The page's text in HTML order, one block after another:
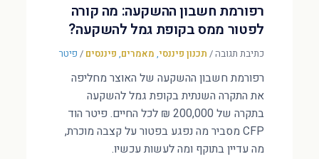
רפורמת חשבון ההשקעה: מה קורה
לפטור ממס בקופת גמל להשקעה?
כתיבת תגובה/ תכנון פיננסי, מאמרים, פיננסים / פיטר
רפורמת חשבון ההשקעה של האוצר מחליפה
את התקרה השנתית בקופת גמל להשקעה
בתקרה של 200,000 ₪ לכל החיים. פיטר הוד
CFP מסביר מה נפגע בפטור על קצבה מוכרת,
מה עדיין בתוקף ומה לעשות עכשיו.